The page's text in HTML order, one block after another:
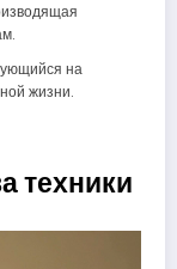
на
жизни.
техники